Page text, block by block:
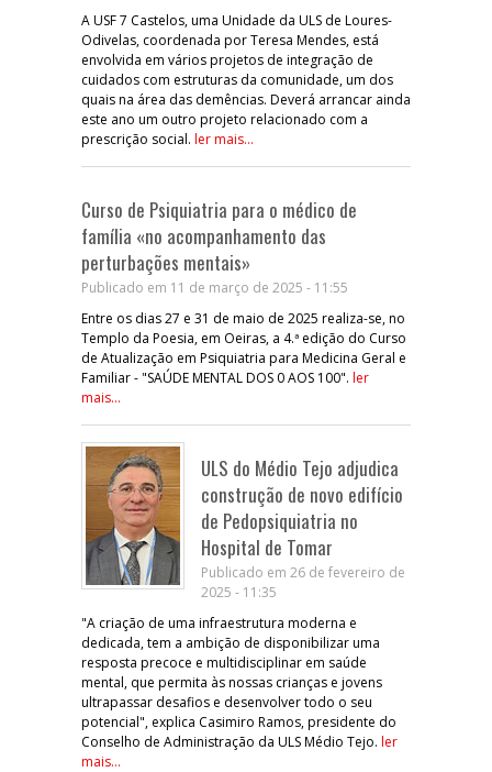
A USF 7 Castelos, uma Unidade da ULS de Loures-
Odivelas, coordenada por Teresa Mendes, está
envolvida em vários projetos de integração de
cuidados com estruturas da comunidade, um dos
quais na área das demências. Deverá arrancar ainda
este ano um outro projeto relacionado com a
prescrição social. ler mais...
Curso de Psiquiatria para o médico de
família «no acompanhamento das
perturbações mentais»
Publicado em 11 de março de 2025 - 11:55
Entre os dias 27 e 31 de maio de 2025 realiza-se, no
Templo da Poesia, em Oeiras, a 4.ª edição do Curso
de Atualização em Psiquiatria para Medicina Geral e
Familiar - "SAÚDE MENTAL DOS 0 AOS 100". ler
mais...
ULS do Médio Tejo adjudica
construção de novo edifício
de Pedopsiquiatria no
Hospital de Tomar
Publicado em 26 de fevereiro de
2025 - 11:35
"A criação de uma infraestrutura moderna e
dedicada, tem a ambição de disponibilizar uma
resposta precoce e multidisciplinar em saúde
mental, que permita às nossas crianças e jovens
ultrapassar desafios e desenvolver todo o seu
potencial", explica Casimiro Ramos, presidente do
Conselho de Administração da ULS Médio Tejo. ler
mais...